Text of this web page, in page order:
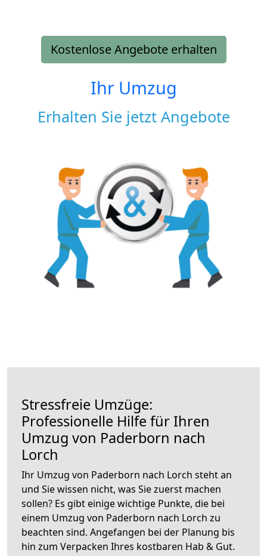
Kostenlose Angebote erhalten
Ihr Umzug
Erhalten Sie jetzt Angebote
Stressfreie Umzüge:
Professionelle Hilfe für Ihren
Umzug von Paderborn nach
Lorch
Ihr Umzug von Paderborn nach Lorch steht an
und Sie wissen nicht, was Sie zuerst machen
sollen? Es gibt einige wichtige Punkte, die bei
einem Umzug von Paderborn nach Lorch zu
beachten sind. Angefangen bei der Planung bis
hin zum Verpacken Ihres kostbaren Hab & Gut.